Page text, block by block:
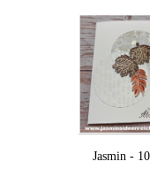
Jasmin -